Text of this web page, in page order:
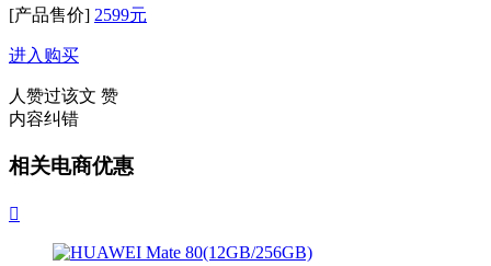
[产品售价] 2599元
进入购买
人赞过该文 赞
内容纠错
相关电商优惠
